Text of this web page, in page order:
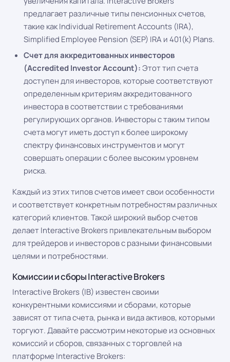
предлагает различные типы пенсионных счетов,
такие как Individual Retirement Accounts (IRA),
Simplified Employee Pension (SEP) IRA и 401(k) Plans.
Счет для аккредитованных инвесторов
(Accredited Investor Account):Этот тип счета
доступен для инвесторов, которые соответствуют
определенным критериям аккредитованного
инвестора в соответствии с требованиями
регулирующих органов. Инвесторы с таким типом
счета могут иметь доступ к более широкому
спектру финансовых инструментов и могут
совершать операции с более высоким уровнем
риска.
Каждый из этих типов счетов имеет свои особенности
и соответствует конкретным потребностям различных
категорий клиентов. Такой широкий выбор счетов
делает Interactive Brokers привлекательным выбором
для трейдеров и инвесторов с разными финансовыми
целями и потребностями.
Комиссии и сборы Interactive Brokers
Interactive Brokers (IB) известен своими
конкурентными комиссиями и сборами, которые
зависят от типа счета, рынка и вида активов, которыми
торгуют. Давайте рассмотрим некоторые из основных
комиссий и сборов, связанных с торговлей на
платформе Interactive Brokers: